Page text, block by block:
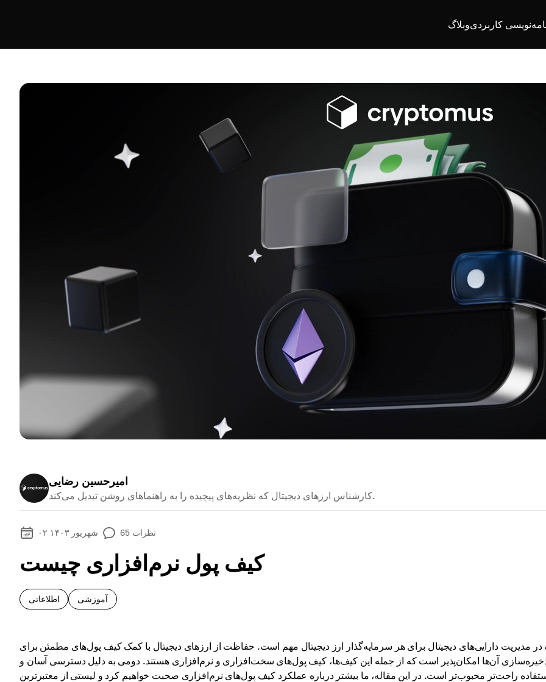
کاربردیوبلاگ
امیرحسین رضایی
کارشناس ارزهای دیجیتال که نظریه‌های پیچیده را به راهنماهای روشن تبدیل می‌کند.
۰۲ شهریور ۱۴۰۳ 65 نظرات
کیف پول نرم‌افزاری چیست
اطلاعاتی آموزشی
در مدیریت دارایی‌های دیجیتال برای هر سرمایه‌گذار ارز دیجیتال مهم است. حفاظت از ارزهای دیجیتال با کمک کیف پول‌های مطمئن برای
آن‌ها امکان‌پذیر است که از جمله این کیف‌ها، کیف پول‌های سخت‌افزاری و نرم‌افزاری هستند. دومی به دلیل دسترسی آسان و
راحت‌تر محبوب‌تر است. در این مقاله، ما بیشتر درباره عملکرد کیف پول‌های نرم‌افزاری صحبت خواهیم کرد و لیستی از معتبرترین